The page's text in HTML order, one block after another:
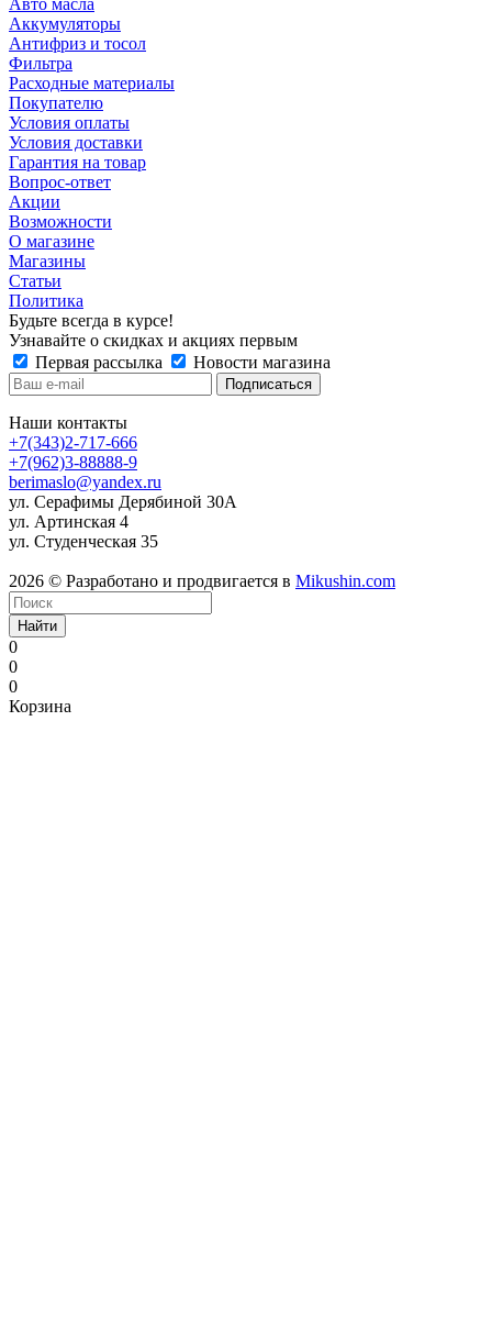
Аккумуляторы
Антифриз и тосол
Фильтра
Расходные материалы
Покупателю
Условия оплаты
Условия доставки
Гарантия на товар
Вопрос-ответ
Акции
Возможности
О магазине
Магазины
Статьи
Политика
Будьте всегда в курсе!
Узнавайте о скидках и акциях первым
Первая рассылка
Новости магазина
Наши контакты
+7(343)2-717-666
+7(962)3-88888-9
berimaslo@yandex.ru
ул. Серафимы Дерябиной 30А
ул. Артинская 4
ул. Студенческая 35
2026 © Разработано и продвигается в Mikushin.com
Найти
0
0
0
Корзина